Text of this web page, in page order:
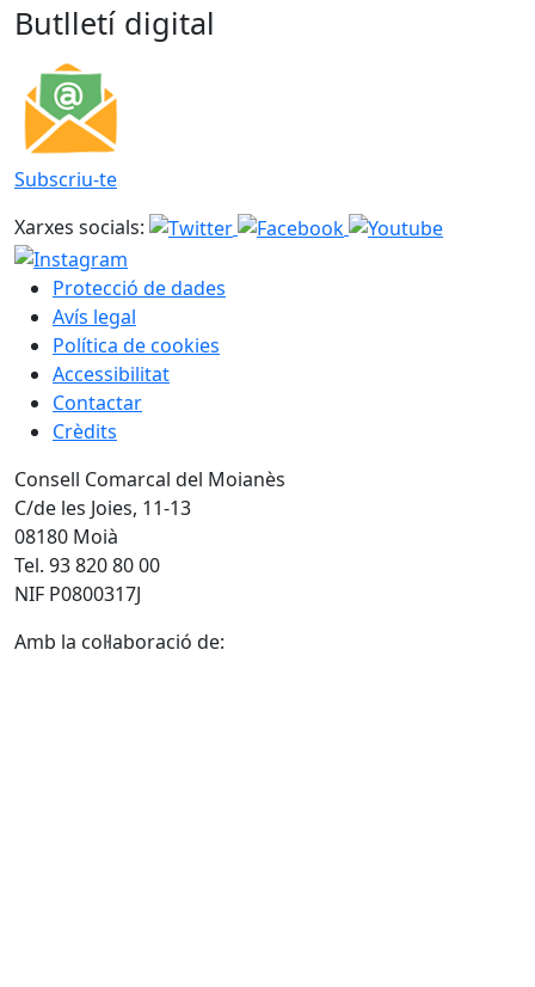
Butlletí digital
Subscriu-te
Xarxes socials:
Protecció de dades
Avís legal
Política de cookies
Accessibilitat
Contactar
Crèdits
Consell Comarcal del Moianès
C/de les Joies, 11-13
08180 Moià
Tel. 93 820 80 00
NIF P0800317J
Amb la col·laboració de: